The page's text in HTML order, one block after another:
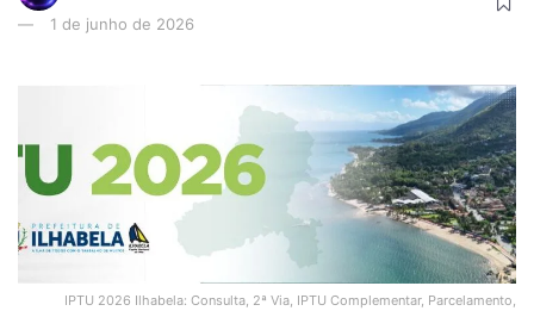
1 de junho de 2026
IPTU 2026 Ilhabela: Consulta, 2ª Via, IPTU Complementar, Parcelamento,